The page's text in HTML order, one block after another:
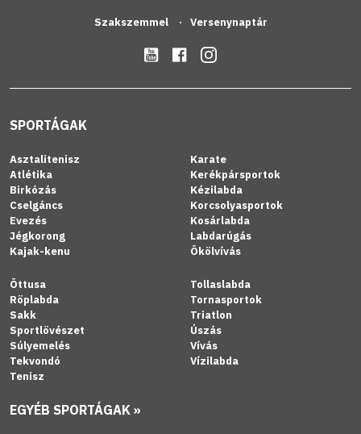
Szakszemmel Versenynaptár
SPORTÁGAK
Asztalitenisz
Atlétika
Birkózás
Cselgáncs
Evezés
Jégkorong
Kajak-kenu
Karate
Kerékpársportok
Kézilabda
Korcsolyasportok
Kosárlabda
Labdarúgás
Ökölvívás
Öttusa
Röplabda
Sakk
Sportlövészet
Súlyemelés
Tekvondó
Tenisz
Tollaslabda
Tornasportok
Triatlon
Úszás
Vívás
Vízilabda
EGYÉB SPORTÁGAK »